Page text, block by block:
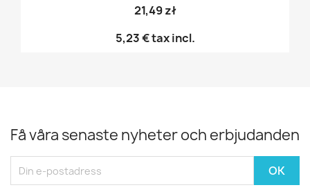
21,49 zł
5,23 €tax incl.
Få våra senaste nyheter och erbjudanden